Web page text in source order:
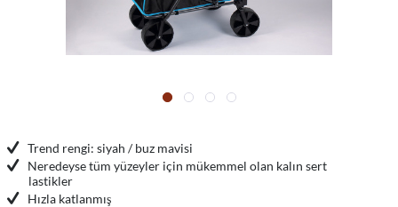
Trend rengi: siyah / buz mavisi
Neredeyse tüm yüzeyler için mükemmel olan kalın sert
lastikler
Hızla katlanmış